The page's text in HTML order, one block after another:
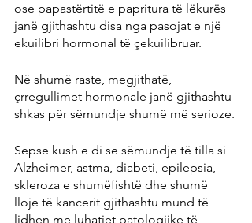
ose papastërtitë e papritura të lëkurës
janë gjithashtu disa nga pasojat e një
ekuilibri hormonal të çekuilibruar.
Në shumë raste, megjithatë,
çrregullimet hormonale janë gjithashtu
shkas për sëmundje shumë më serioze.
Sepse kush e di se sëmundje të tilla si
Alzheimer, astma, diabeti, epilepsia,
skleroza e shumëfishtë dhe shumë
lloje të kancerit gjithashtu mund të
lidhen me luhatjet patologjike të